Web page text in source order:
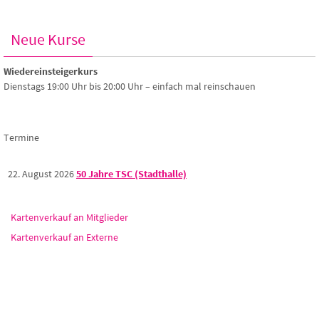
Neue Kurse
Wiedereinsteigerkurs
Dienstags 19:00 Uhr bis 20:00 Uhr – einfach mal reinschauen
Termine
22. August 202650 Jahre TSC (Stadthalle)
Kartenverkauf an Mitglieder
Kartenverkauf an Externe